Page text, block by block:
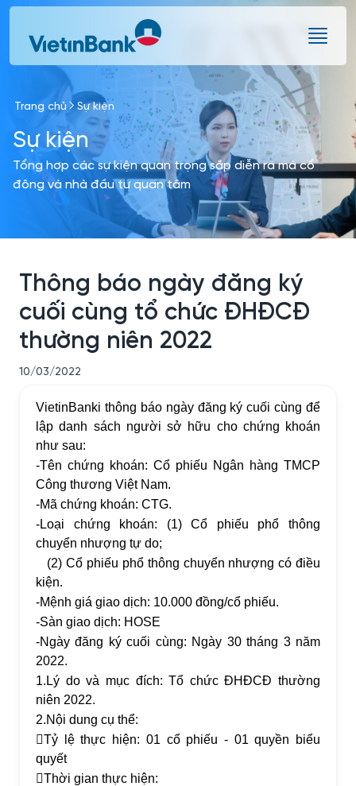
Skip to Main Content
Trang chủ Sự kiện
Sự kiện
Tổng hợp các sự kiện quan trọng sắp diễn ra mà cổ
đông và nhà đầu tư quan tâm
Thông báo ngày đăng ký
cuối cùng tổ chức ĐHĐCĐ
thường niên 2022
10/03/2022
VietinBanki thông báo ngày đăng ký cuối cùng để
lập danh sách người sở hữu cho chứng khoán
như sau:
-Tên chứng khoán: Cổ phiếu Ngân hàng TMCP
Công thương Việt Nam.
-Mã chứng khoán: CTG.
-Loại chứng khoán: (1) Cổ phiếu phổ thông
chuyển nhượng tự do;
(2) Cổ phiếu phổ thông chuyển nhượng có điều
kiện.
-Mệnh giá giao dịch: 10.000 đồng/cổ phiếu.
-Sàn giao dịch: HOSE
-Ngày đăng ký cuối cùng: Ngày 30 tháng 3 năm
2022.
1. Lý do và mục đích: Tổ chức ĐHĐCĐ thường
niên 2022.
2.Nội dung cụ thể:
Tỷ lệ thực hiện: 01 cổ phiếu - 01 quyền biểu
quyết
Thời gian thực hiện: